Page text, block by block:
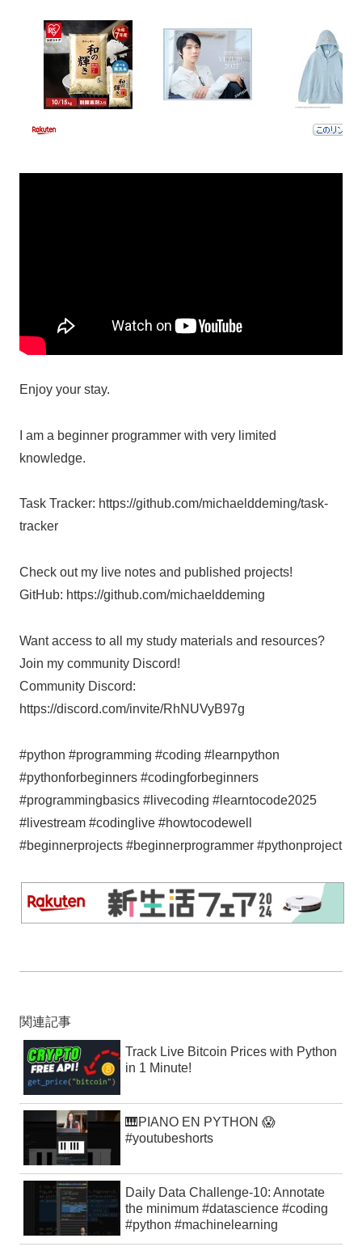
Enjoy your stay.
I am a beginner programmer with very limited
knowledge.
Task Tracker: https://github.com/michaelddeming/task-
tracker
Check out my live notes and published projects!
GitHub: https://github.com/michaelddeming
Want access to all my study materials and resources?
Join my community Discord!
Community Discord:
https://discord.com/invite/RhNUVyB97g
#python #programming #coding #learnpython
#pythonforbeginners #codingforbeginners
#programmingbasics #livecoding #learntocode2025
#livestream #codinglive #howtocodewell
#beginnerprojects #beginnerprogrammer #pythonproject
関連記事
Track Live Bitcoin Prices with Python
in 1 Minute!
🎹PIANO EN PYTHON 😱
#youtubeshorts
Daily Data Challenge-10: Annotate
the minimum #datascience #coding
#python #machinelearning